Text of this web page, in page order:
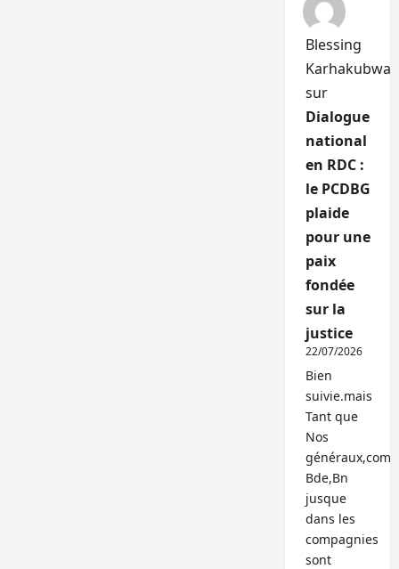
Blessing
Karhakubwa
sur
Dialogue
national
en RDC :
le PCDBG
plaide
pour une
paix
fondée
sur la
justice
22/07/2026
Bien
suivie.mais
Tant que
Nos
généraux,com
Bde,Bn
jusque
dans les
compagnies
sont